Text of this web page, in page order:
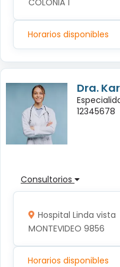
COLONIA 1
Horarios disponibles
Dra.
12345678
Consultorios
Hospital Linda vista
MONTEVIDEO 9856
Horarios disponibles